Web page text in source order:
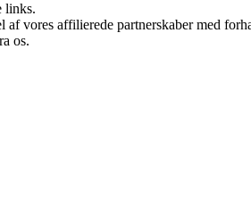
links.
vores affilierede partnerskaber med
os.